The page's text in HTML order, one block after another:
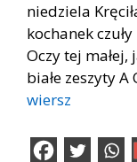
niedziela
kochanek czuły
Oczy tej małej,
białe zeszyty
wiersz